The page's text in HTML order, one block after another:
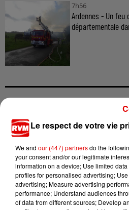
7h56
Ardennes - Un feu
départementale
15h09
15h09 15h06
15h06
Le respect de votre vie
We and our (447) partnersdo the
your consent and/or our legitimate
information on a device; Use limited
profiles for personalised advertising;
advertising; Measure advertising
performance; Understand audiences
of data from different sources; Develop